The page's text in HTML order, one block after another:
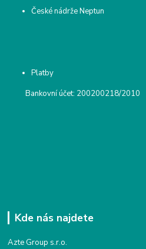
České nádrže Neptun
Platby
Bankovní účet: 200200218/2010
Kde nás najdete
Azte Group s.r.o.